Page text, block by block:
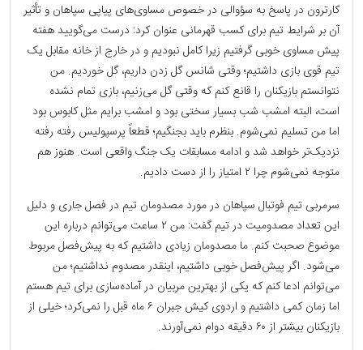
کارترون در پاسخ به سؤوالی در خصوص مساوی‌های پیاپی سپاهان و تأثیر
آن بر شرایط تیم برای کسب قهرمانی عنوان کرد: درست می‌گویید هفته
پیش مساوی خوبی گرفتیم زیرا کامل نبودیم و در خارج از خانه مقابل یک
تیم قوی بازی داشتیم؛ وقتی شانس گل زدن داریم، گل خوردیم. من
نتوانستم بازیکنان را قانع کنم که وقتی گل می‌زنیم، بازی تمام نشده
است، البته امشب شب بسیار سختی بود و امشب برایم مثل کابوس بود
اما من تسلیم نمی‌شوم. بنظرم باید بجنگیم؛ قطعاً پرسپولیس رفته رفته
نزدیک‌تر خواهد شد و ادامه مسابقات یک جنگ واقعی است. هنوز هم
متوجه نمی‌شوم چرا ۲ امتیاز را از دست دادیم.
سرمربی تیم فوتبال سپاهان در مورد مصدومان تیم در فصل جاری و دلیل
این تعداد مصدومیت در تیم گفت: من ۲ ساعت می‌توانم درباره این
موضوع صحبت کنم. ما مصدومان زیادی داشتیم که به پیش‌فصل مربوط
می‌شود. اگر پیش‌فصل خوبی داشتیم، اینقدر مصدوم نداشتیم؛ من
می‌توانم ادعا کنم که یکی از بهترین مربیان در آماده‌سازی برای تیم هستم
اما زمان کمی داشتیم و اردوی کیش جبران ۶ ماه قبل را نمی‌کرد؛ خیلی از
بازیکنان بیشتر از ۶۰ دقیقه دوام نمی‌آورند.